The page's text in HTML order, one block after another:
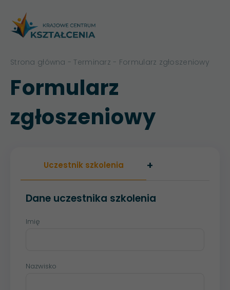
Strona główna -Terminarz - Formularz zgłoszeniowy
Formularz
zgłoszeniowy
Uczestnik szkolenia +
Dane uczestnika szkolenia
Imię
Nazwisko